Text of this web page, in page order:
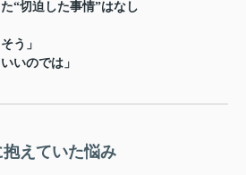
“切迫した事情”はなし
う」
いのでは」
えていた悩み